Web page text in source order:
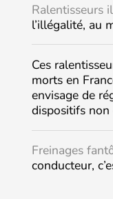
Ralentisseurs
l’illégalité, au
Ces
morts en
envisage de
dispositifs
Freinages
conducteur,